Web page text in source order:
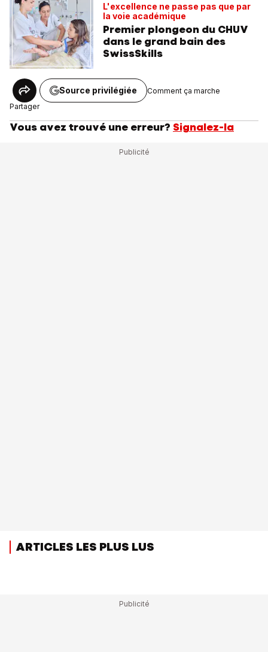
L'excellence ne passe pas que par
la voie académique
Premier plongeon du CHUV
dans le grand bain des
SwissSkills
Partager
Source privilégiée Comment ça marche
Vous avez trouvé une erreur? Signalez-la
ARTICLES LES PLUS LUS